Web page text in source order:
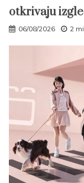
otkrivaju
06/08/2026 2